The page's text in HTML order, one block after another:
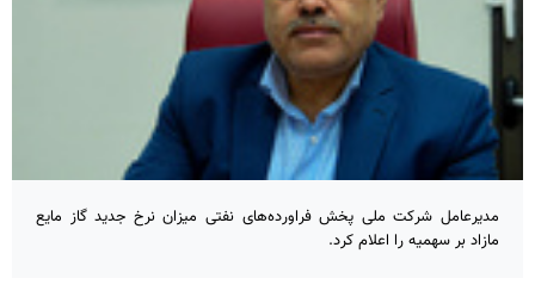
مدیرعامل شرکت ملی پخش فراورده‌های نفتی میزان نرخ جدید گاز مایع
مازاد بر سهمیه را اعلام کرد.